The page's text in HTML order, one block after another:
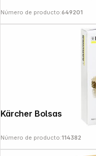
Número de producto:649201
Número de producto:114382